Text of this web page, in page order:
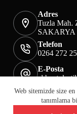
Web sitemizde size
tanımlama
Adres
Tuzla Mah.
SAKARYA
Telefon
0264 272
E-Posta
Mesafeli
Üyelik